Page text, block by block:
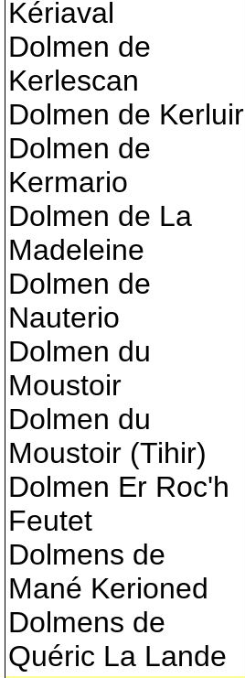
Kériaval
Dolmen de
Kerlescan
Dolmen de Kerluir
Dolmen de
Kermario
Dolmen de La
Madeleine
Dolmen de
Nauterio
Dolmen du
Moustoir
Dolmen du
Moustoir (Tihir)
Dolmen Er Roc'h
Feutet
Dolmens de
Mané Kerioned
Dolmens de
Quéric La Lande